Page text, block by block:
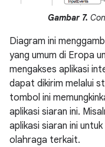
Gambar 7.
Diagram ini
yang umum di Eropa
mengakses aplikasi
dapat dikirim melalui
tombol ini
aplikasi siaran ini.
aplikasi siaran ini
olahraga terkait.